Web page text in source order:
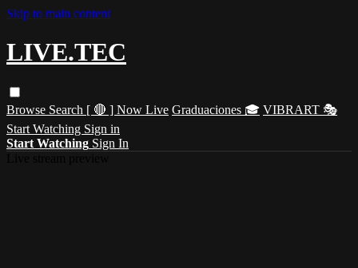
Skip to main content
LIVE.TEC
Browse Search [ 🔴 ] Now Live Graduaciones 🎓 VIBRART 🎭
Start Watching Sign in
Start Watching Sign In